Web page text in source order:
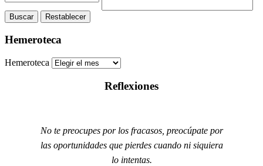
Hemeroteca
Hemeroteca
Reflexiones
No te preocupes por los fracasos, preocúpate por
las oportunidades que pierdes cuando ni siquiera
lo intentas.